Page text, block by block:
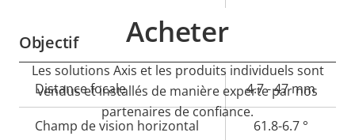
Objectif
Description
de la
propriété
Valeur de
la
propriété
Distance focale 4.7 - 47 mm
Champ de vision horizontal 61.8-6.7 °
Acheter
Les solutions Axis et les produits individuels sont
vendus et installés de manière experte par nos
partenaires de confiance.